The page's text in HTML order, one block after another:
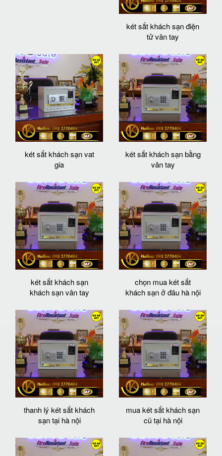
két sắt khách sạn điện
tử vân tay
két sắt khách sạn vat
gia
két sắt khách sạn bằng
vân tay
két sắt khách sạn
khách sạn vân tay
chọn mua két sắt
khách sạn ở đâu hà nội
thanh lý két sắt khách
sạn tại hà nội
mua két sắt khách sạn
cũ tại hà nội